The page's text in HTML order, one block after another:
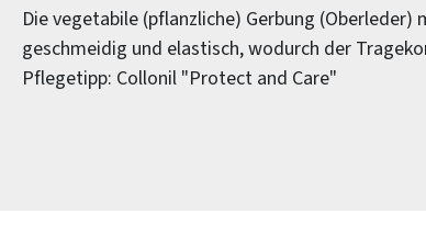
Die vegetabile (pflanzliche) Gerbung
geschmeidig und elastisch, wodurch der
Pflegetipp: Collonil "Protect and Care"